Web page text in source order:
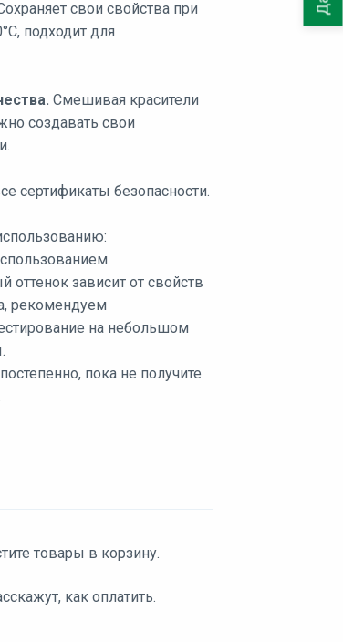
свои свойства при
подходит для
Смешивая красители
создавать свои
сертификаты безопасности.
оттенок зависит от свойств
рекомендуем
на небольшом
пока не получите
товары в корзину.
как оплатить.